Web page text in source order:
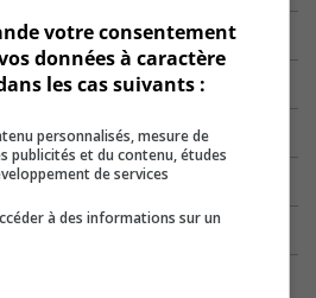
votre consentement
données à caractère
les cas suivants :
personnalisés, mesure de
publicités et du contenu, études
de services
à des informations sur un